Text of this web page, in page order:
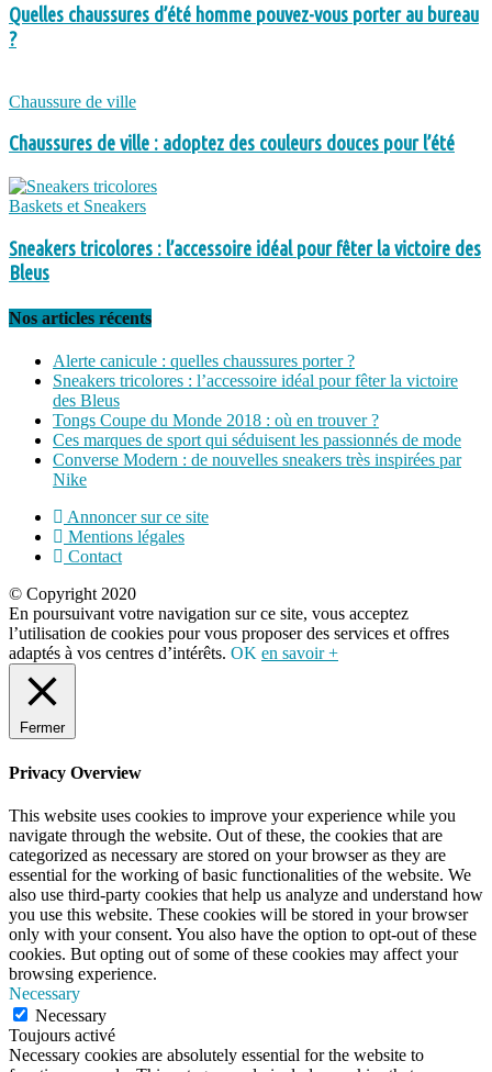
Quelles chaussures d’été homme pouvez-vous porter au bureau
?
Chaussure de ville
Chaussures de ville : adoptez des couleurs douces pour l’été
Baskets et Sneakers
Sneakers tricolores : l’accessoire idéal pour fêter la victoire des
Bleus
Nos articles récents
Alerte canicule : quelles chaussures porter ?
Sneakers tricolores : l’accessoire idéal pour fêter la victoire
des Bleus
Tongs Coupe du Monde 2018 : où en trouver ?
Ces marques de sport qui séduisent les passionnés de mode
Converse Modern : de nouvelles sneakers très inspirées par
Nike
Annoncer sur ce site
Mentions légales
Contact
© Copyright 2020
En poursuivant votre navigation sur ce site, vous acceptez
l’utilisation de cookies pour vous proposer des services et offres
adaptés à vos centres d’intérêts. OK en savoir +
Fermer
Privacy Overview
This website uses cookies to improve your experience while you
navigate through the website. Out of these, the cookies that are
categorized as necessary are stored on your browser as they are
essential for the working of basic functionalities of the website. We
also use third-party cookies that help us analyze and understand how
you use this website. These cookies will be stored in your browser
only with your consent. You also have the option to opt-out of these
cookies. But opting out of some of these cookies may affect your
browsing experience.
Necessary
Necessary
Toujours activé
Necessary cookies are absolutely essential for the website to